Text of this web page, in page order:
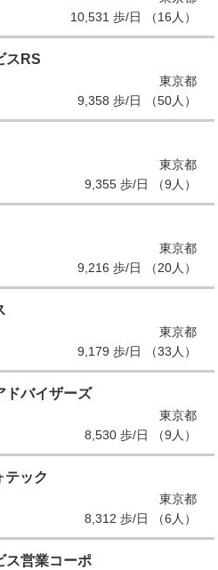
10,531 歩/日 （16人）
スRS
東京都
9,358 歩/日 （50人）
東京都
9,355 歩/日 （9人）
東京都
9,216 歩/日 （20人）
東京都
9,179 歩/日 （33人）
ドバイザーズ
東京都
8,530 歩/日 （9人）
テック
東京都
8,312 歩/日 （6人）
ス営業コーポ